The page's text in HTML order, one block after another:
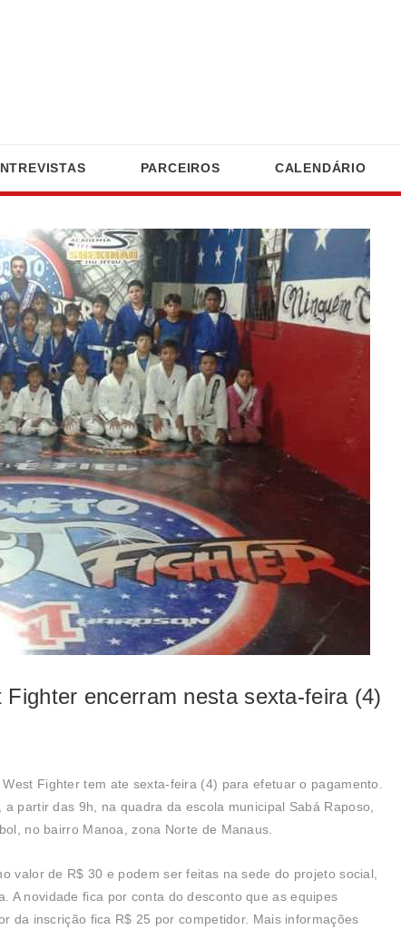
PARCEIROS CALENDÁRIO
encerram nesta sexta-feira (4)
Fighter tem ate sexta-feira (4) para efetuar o pagamento.
partir das 9h, na quadra da escola municipal Sabá Raposo,
no bairro Manoa, zona Norte de Manaus.
valor de R$ 30 e podem ser feitas na sede do projeto social,
A novidade fica por conta do desconto que as equipes
da inscrição fica R$ 25 por competidor. Mais informações